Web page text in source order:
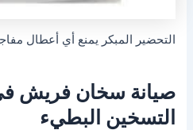
التحضير المبكر يمنع أي أعطال
صيانة سخان فريش
التسخين البطيء